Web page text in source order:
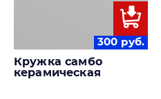
300 руб.
Кружка самбо
керамическая